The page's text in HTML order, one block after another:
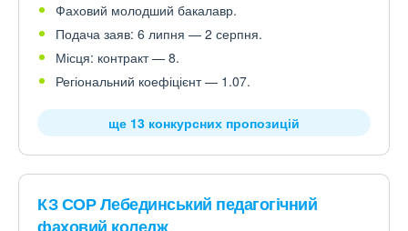
Фаховий молодший бакалавр.
Подача заяв: 6 липня — 2 серпня.
Місця: контракт — 8.
Регіональний коефіцієнт — 1.07.
ще 13 конкурсних пропозицій
КЗ СОР Лебединський педагогічний